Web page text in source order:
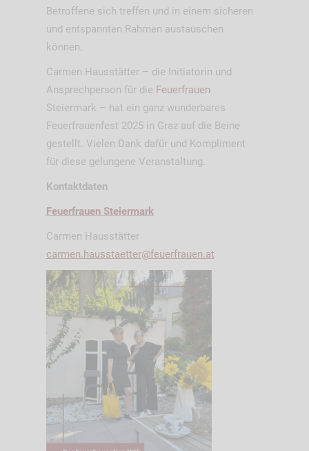
Betroffene sich treffen und in einem sicheren
und entspannten Rahmen austauschen
können.
Carmen Hausstätter – die Initiatorin und
Ansprechperson für die Feuerfrauen
Steiermark – hat ein ganz wunderbares
Feuerfrauenfest 2025 in Graz auf die Beine
gestellt. Vielen Dank dafür und Kompliment
für diese gelungene Veranstaltung.
Kontaktdaten
Feuerfrauen Steiermark
Carmen Hausstätter
carmen.hausstaetter@feuerfrauen.at